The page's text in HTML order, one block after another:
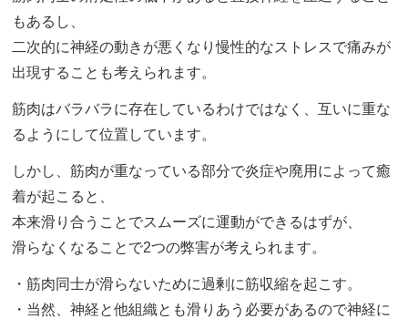
もあるし、
二次的に神経の動きが悪くなり慢性的なストレスで痛みが
出現することも考えられます。
筋肉はバラバラに存在しているわけではなく、互いに重な
るようにして位置しています。
しかし、筋肉が重なっている部分で炎症や廃用によって癒
着が起こると、
本来滑り合うことでスムーズに運動ができるはずが、
滑らなくなることで2つの弊害が考えられます。
・筋肉同士が滑らないために過剰に筋収縮を起こす。
・当然、神経と他組織とも滑りあう必要があるので神経に